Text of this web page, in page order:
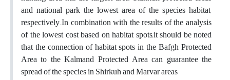
and national park the lowest area of the species habitat,
respectively.In combination with the results of the analysis
of the lowest cost based on habitat spots,it should be noted
that the connection of habitat spots in the Bafgh Protected
Area to the Kalmand Protected Area can guarantee the
spread of the species in Shirkuh and Marvar areas